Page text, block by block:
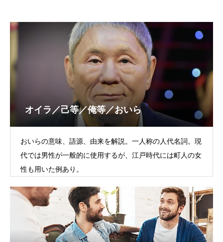
オイラ／己等／俺等／おいら
おいらの意味、語源、由来を解説。一人称の人代名詞。現
代では男性が一般的に使用するが、江戸時代には町人の女
性も用いた例あり。